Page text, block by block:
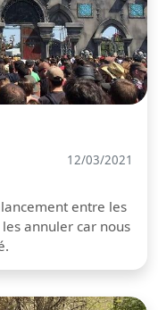
12/03/2021
entre les
annuler car nous